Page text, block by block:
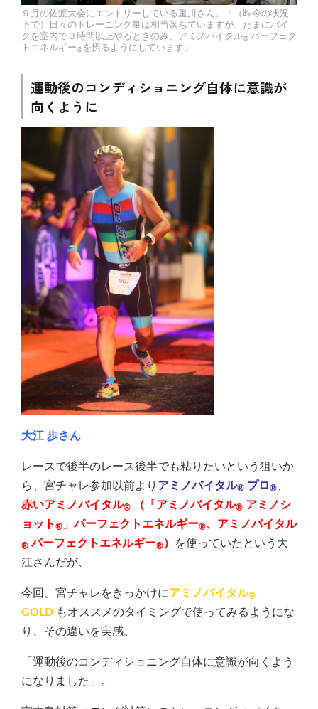
９月の佐渡大会にエントリーしている重川さん。「（昨今の状況
下で）日々のトレーニング量は相当落ちていますが、たまにバイ
クを室内で３時間以上やるときのみ、アミノバイタル® パーフェク
トエネルギー®を摂るようにしています」
運動後のコンディショニング自体に意識が
向くように
大江 歩さん
レースで後半のレース後半でも粘りたいという狙いか
ら、宮チャレ参加以前より アミノバイタル® プロ®、
赤いアミノバイタル® （ 「アミノバイタル® アミノシ
ョット ® 」パーフェクトエネルギー®、 アミノバイタル
® パーフェクトエネルギー®）
を使っていたという大
江さんだが、
今回、宮チャレをきっかけにアミノバイタル®
GOLD もオススメのタイミングで使ってみるようにな
り、その違いを実感。
「運動後のコンディショニング自体に意識が向くよう
になりました」。